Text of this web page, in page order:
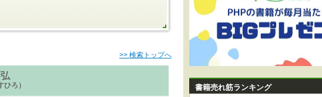
>> 検索トップへ
ひろ） 書籍売れ筋ランキング